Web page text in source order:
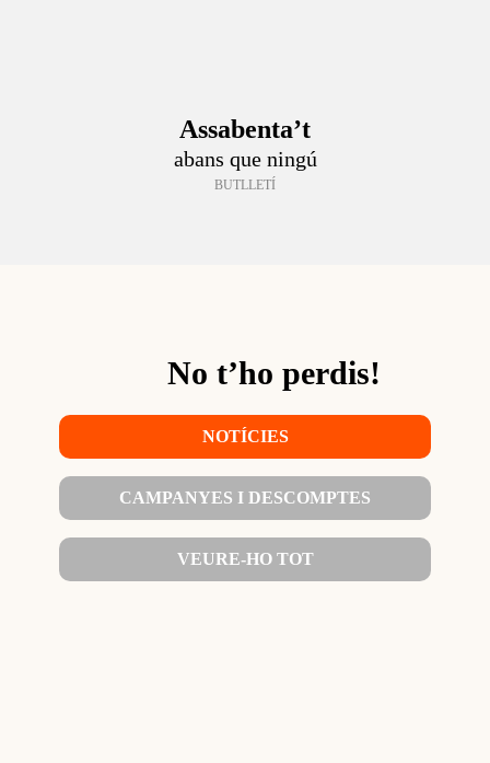
Assabenta’t
abans que ningú
BUTLLETÍ
No t’ho perdis!
NOTÍCIES
CAMPANYES I DESCOMPTES
VEURE-HO TOT